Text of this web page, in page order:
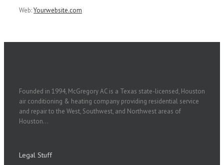
Web:Yourwebsite.com
Founded in 1994, McGregory AC is a Texas state-licensed, Houston
air conditioning & heating company providing residential service
and repair to the West, Southwest, and Northwest areas of
Houston...
Legal Stuff